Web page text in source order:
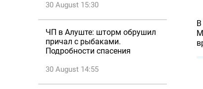
30 August 15:30
ЧП в Алуште: шторм обрушил
причал с рыбаками.
Подробности спасения
30 August 14:55
В